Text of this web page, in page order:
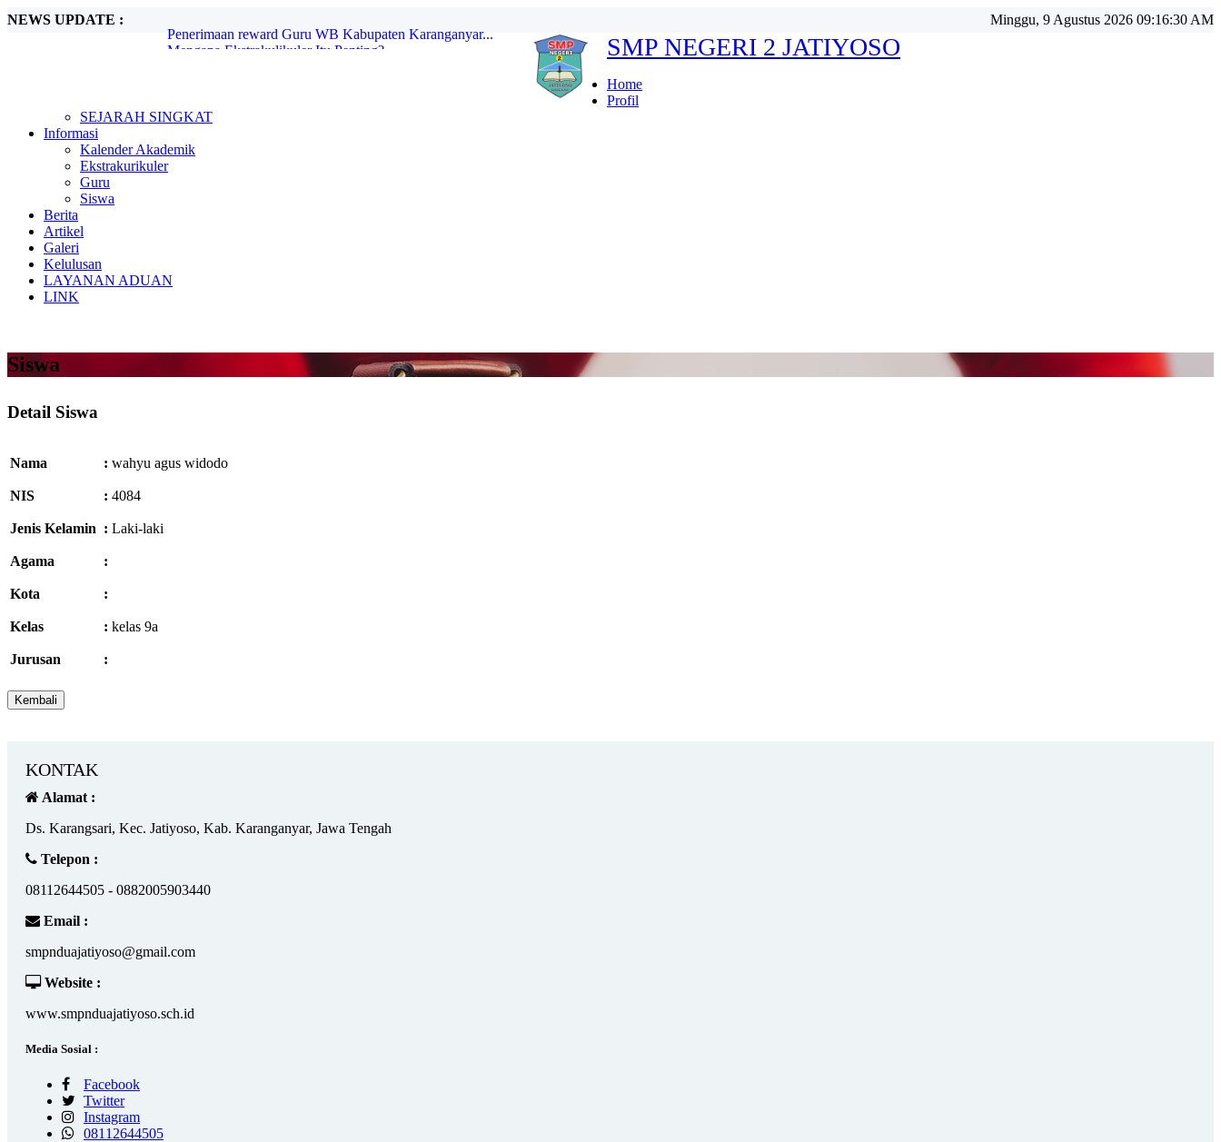
NEWS UPDATE :
Mengapa Ekstrakulikuler Itu Penting?...
Mengenal Sejarah G30S PKI...
Tugas Libur Corona...
Beasiswa SMA di Singapura untuk Pelajar Indonesia FULL...
E-Learning dan Manfaatnya Pada Pendidikan...
Minggu, 9 Agustus 2026 09:16:32 AM
SMP NEGERI 2 JATIYOSO
Home
Profil
SEJARAH SINGKAT
Informasi
Kalender Akademik
Ekstrakurikuler
Guru
Siswa
Berita
Artikel
Galeri
Kelulusan
LAYANAN ADUAN
LINK
Siswa
Detail Siswa
Nama : wahyu agus widodo
NIS : 4084
Jenis Kelamin : Laki-laki
Agama :
Kota :
Kelas : kelas 9a
Jurusan :
KONTAK
Alamat :
Ds. Karangsari, Kec. Jatiyoso, Kab. Karanganyar, Jawa Tengah
Telepon :
08112644505 - 0882005903440
Email :
smpnduajatiyoso@gmail.com
Website :
www.smpnduajatiyoso.sch.id
Media Sosial :
Facebook
Twitter
Instagram
08112644505